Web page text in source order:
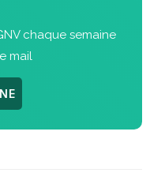
chaque semaine
mail